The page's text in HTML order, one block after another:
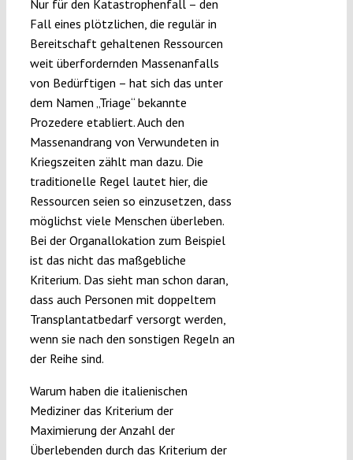
Nur für den Katastrophenfall – den
Fall eines plötzlichen, die regulär in
Bereitschaft gehaltenen Ressourcen
weit überfordernden Massenanfalls
von Bedürftigen – hat sich das unter
dem Namen „Triage“ bekannte
Prozedere etabliert. Auch den
Massenandrang von Verwundeten in
Kriegszeiten zählt man dazu. Die
traditionelle Regel lautet hier, die
Ressourcen seien so einzusetzen, dass
möglichst viele Menschen überleben.
Bei der Organallokation zum Beispiel
ist das nicht das maßgebliche
Kriterium. Das sieht man schon daran,
dass auch Personen mit doppeltem
Transplantatbedarf versorgt werden,
wenn sie nach den sonstigen Regeln an
der Reihe sind.
Warum haben die italienischen
Mediziner das Kriterium der
Maximierung der Anzahl der
Überlebenden durch das Kriterium der